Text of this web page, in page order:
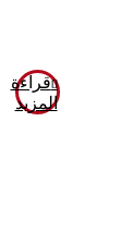
قراءة
المزيد